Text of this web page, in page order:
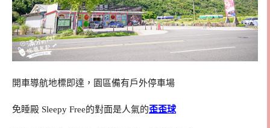
開車導航地標即達，園區備有戶外停車場
免睡殿 Sleepy Free的對面是人氣的歪歪球